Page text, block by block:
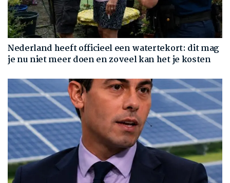
Nederland heeft officieel een watertekort: dit mag
je nu niet meer doen en zoveel kan het je kosten